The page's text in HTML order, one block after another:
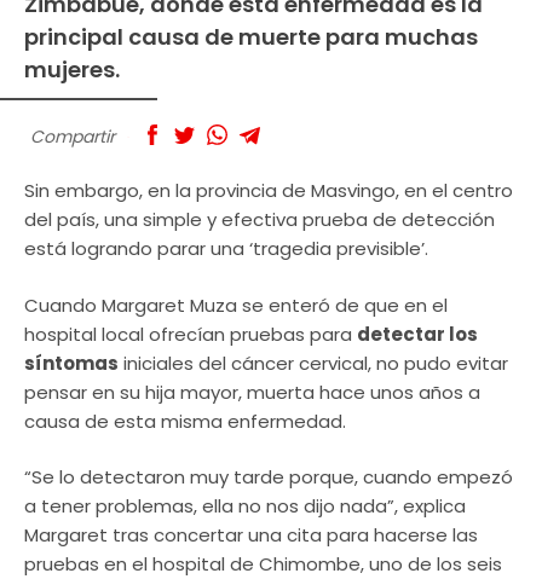
principal causa de muerte para muchas
mujeres.
Compartir
Sin embargo, en la provincia de Masvingo, en el centro
del país, una simple y efectiva prueba de detección
está logrando parar una ‘tragedia previsible’.
Cuando Margaret Muza se enteró de que en el
hospital local ofrecían pruebas para detectar los
síntomas iniciales del cáncer cervical, no pudo evitar
pensar en su hija mayor, muerta hace unos años a
causa de esta misma enfermedad.
“Se lo detectaron muy tarde porque, cuando empezó
a tener problemas, ella no nos dijo nada”, explica
Margaret tras concertar una cita para hacerse las
pruebas en el hospital de Chimombe, uno de los seis